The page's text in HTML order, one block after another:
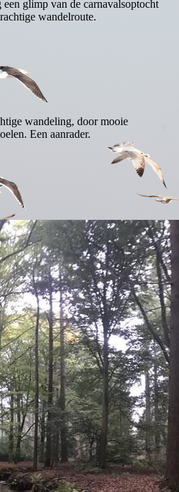
glimp van de carnavalsoptocht
wandelroute.
wandeling, door mooie
Een aanrader.